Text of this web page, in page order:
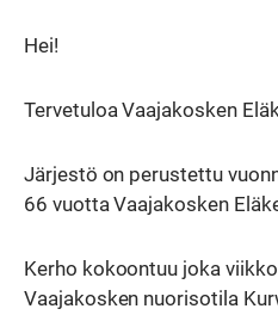
Hei!
Tervetuloa Vaajakosken
Järjestö on perustettu
66 vuotta Vaajakosken
Kerho kokoontuu joka
Vaajakosken nuorisotila